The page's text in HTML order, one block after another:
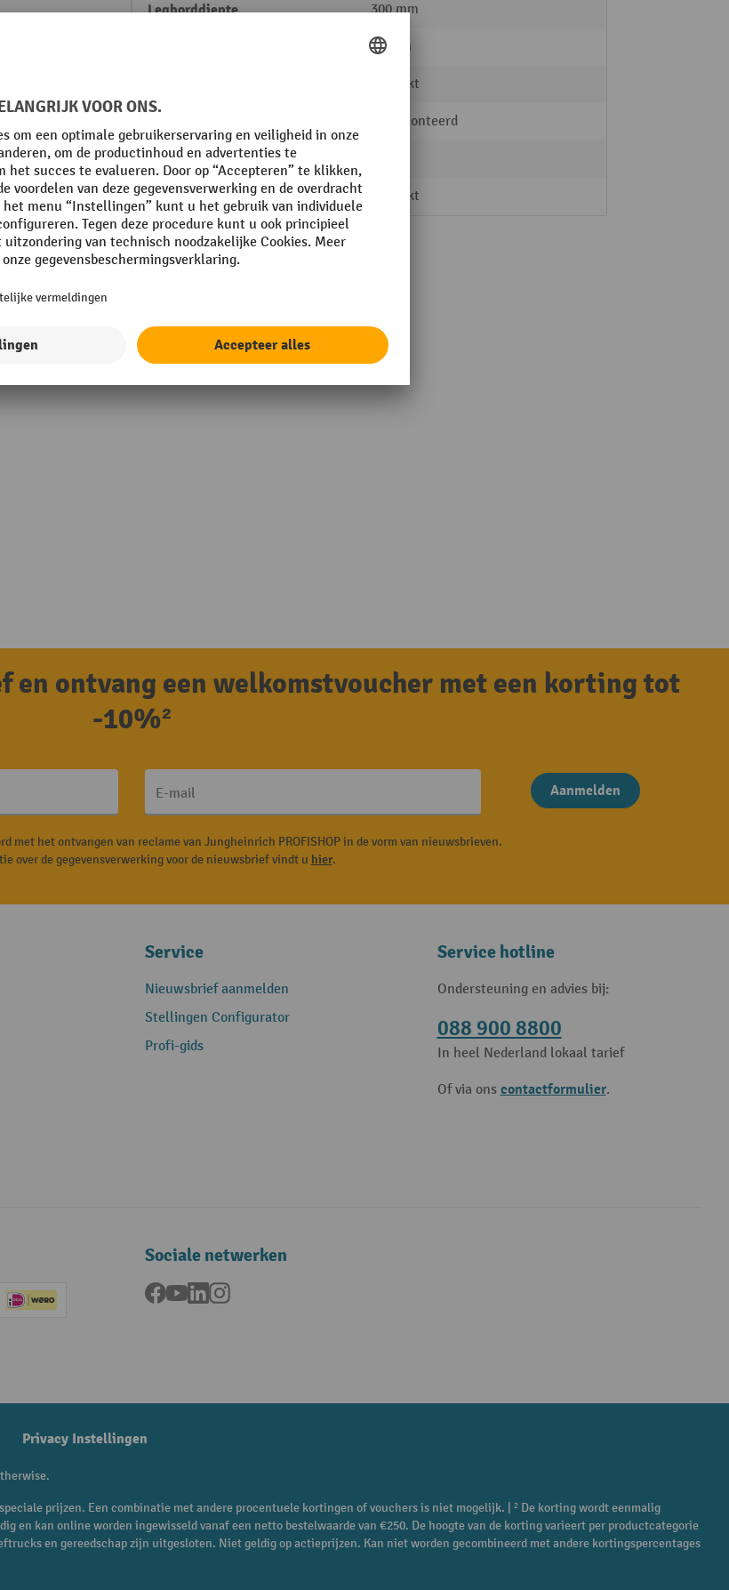
Legborddiepte 300 mm
40 mm
verzinkt
gedemonteerd
Merk
Oppervlakte staanders verzinkt
Toon alle technische details
ontvang een welkomstvoucher met een korting tot
-10%²
E-mail Aanmelden
met het ontvangen van reclame van Jungheinrich PROFISHOP in de vorm van nieuwsbrieven.
over de gegevensverwerking voor de nieuwsbrief vindt u hier.
Service
Nieuwsbrief aanmelden
Stellingen Configurator
Profi-gids
Service hotline
Ondersteuning en advies bij:
088 900 8800
In heel Nederland lokaal tarief
Of via ons contactformulier.
(Visa)
iDEAL | Wero
Sociale netwerken
Facebook
YouTubeLinkedInInstagram
Privacy Instellingen
prijzen. Een combinatie met andere procentuele kortingen of vouchers is niet mogelijk. | ² De korting wordt eenmalig
en kan online worden ingewisseld vanaf een netto bestelwaarde van €250. De hoogte van de korting varieert per productcategorie
en gereedschap zijn uitgesloten. Niet geldig op actieprijzen. Kan niet worden gecombineerd met andere kortingspercentages